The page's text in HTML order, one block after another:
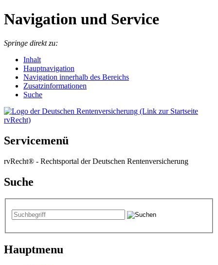
Navigation und Service
Springe direkt zu:
Inhalt
Hauptnavigation
Navigation innerhalb des Bereichs
Zusatzinformationen
Suche
Servicemenü
rvRecht® - Rechtsportal der Deutschen Rentenversicherung
Suche
Hauptmenu